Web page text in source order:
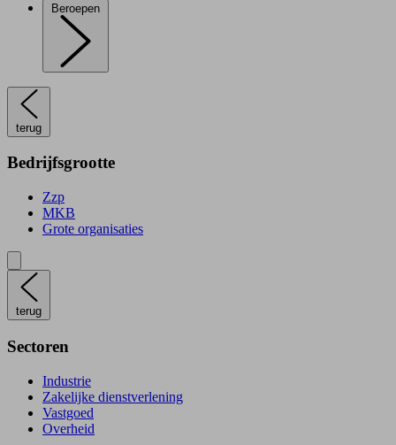
Beroepen
terug
Bedrijfsgrootte
Zzp
MKB
Grote organisaties
terug
Sectoren
Industrie
Zakelijke dienstverlening
Vastgoed
Overheid